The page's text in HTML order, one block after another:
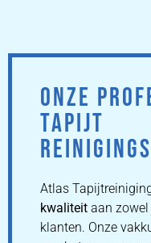
ONZE
TAPIJT
Atlas
kwaliteit aan
klanten. Onze